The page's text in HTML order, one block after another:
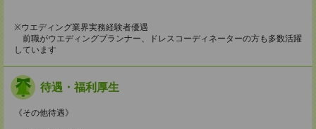
※ウエディング業界実務経験者優遇
前職がウエディングプランナー、ドレスコーディネーターの方も多数活躍
しています
待遇・福利厚生
《その他待遇》